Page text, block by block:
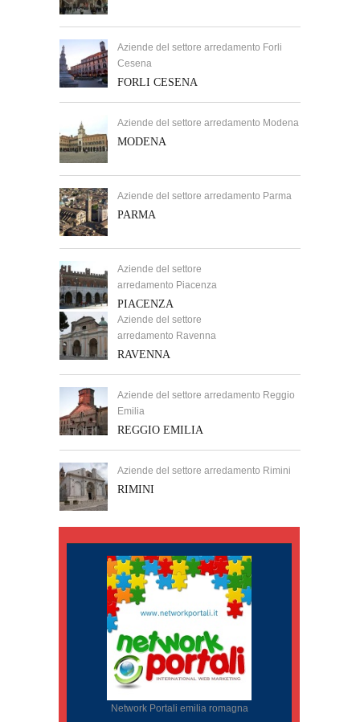
Aziende del settore arredamento Forli
Cesena
FORLI CESENA
Aziende del settore arredamento Modena
MODENA
Aziende del settore arredamento Parma
PARMA
Aziende del settore
arredamento Piacenza
PIACENZA
Aziende del settore
arredamento Ravenna
RAVENNA
Aziende del settore arredamento Reggio
Emilia
REGGIO EMILIA
Aziende del settore arredamento Rimini
RIMINI
Network Portali emilia romagna